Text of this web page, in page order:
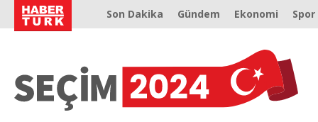
Son Dakika Gündem Ekonomi Spor